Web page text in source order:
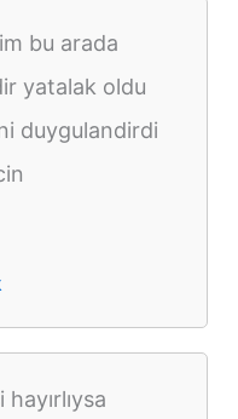
bu arada
yatalak oldu
duygulandirdi